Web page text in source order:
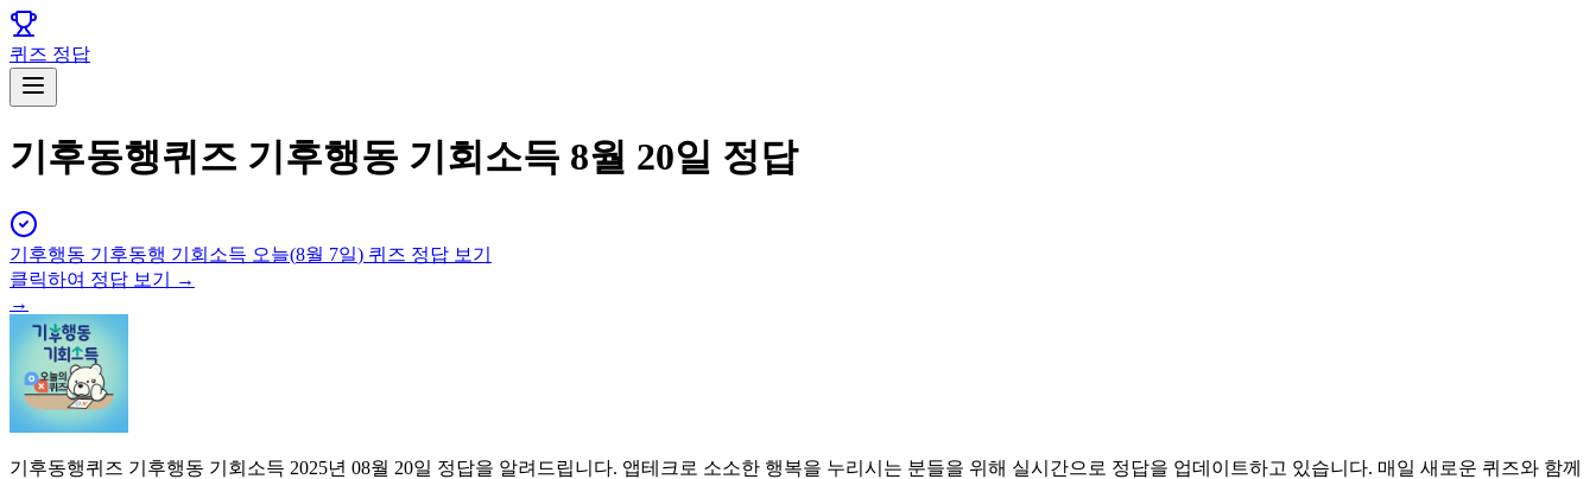
퀴즈 정답
기후동행퀴즈 기후행동 기회소득 8월 20일 정답
기후행동 기후동행 기회소득 오늘(8월 7일) 퀴즈 정답 보기
클릭하여 정답 보기 →
→
기후동행퀴즈 기후행동 기회소득 2025년 08월 20일 정답을 알려드립니다. 앱테크로 소소한 행복을 누리시는 분들을 위해 실시간으로 정답을 업데이트하고 있습니다. 매일 새로운 퀴즈와 함께